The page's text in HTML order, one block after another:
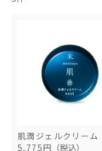
肌潤ジェルクリーム
5,775円 （税込）